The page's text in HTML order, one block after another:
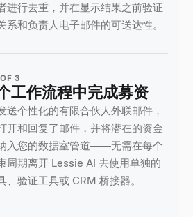
进行去重，并在显示结果之前验证
系和负责人电子邮件的可送达性。
OF3
工作流程中完成募资
送个性化的有限合伙人外联邮件，
开和回复了邮件，并将潜在的资金
入您的数据室管道——无需在每个
周期离开 Lessie AI 去使用单独的
、验证工具或 CRM 桥接器。